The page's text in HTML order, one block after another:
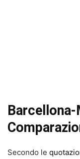
Secondo le